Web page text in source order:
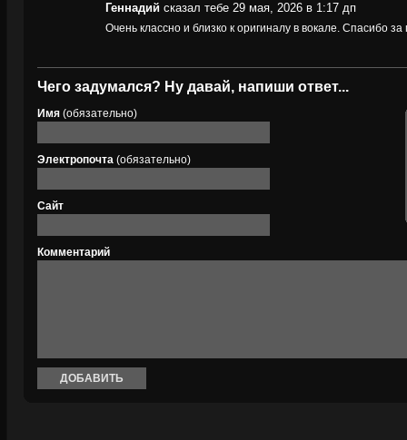
Геннадий сказал тебе 29 мая, 2026 в 1:17 дп
Очень классно и близко к оригиналу в вокале. Спасибо за
Чего задумался? Ну давай, напиши ответ...
Имя (обязательно)
Электропочта (обязательно)
Сайт
Комментарий